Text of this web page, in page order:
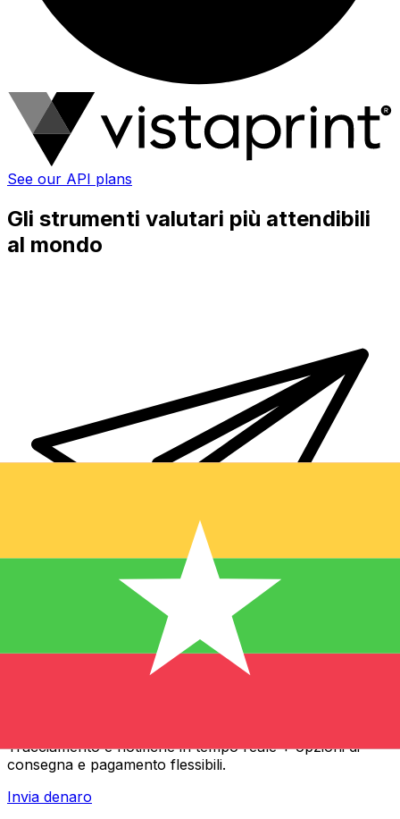
See our API plans
Gli strumenti valutari più attendibili
al mondo
Tracciamento e notifiche in tempo reale + opzioni di
consegna e pagamento flessibili.
Invia denaro